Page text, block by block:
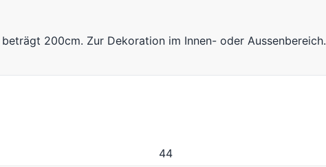
200cm. Zur Dekoration im Innen- oder Aussenbereich.
44